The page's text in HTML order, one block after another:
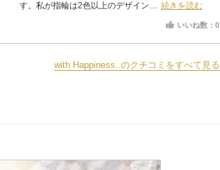
す。私が指輪は2色以上のデザイン… 続きを読む
いいね数：0
with Happiness..のクチコミをすべて見る